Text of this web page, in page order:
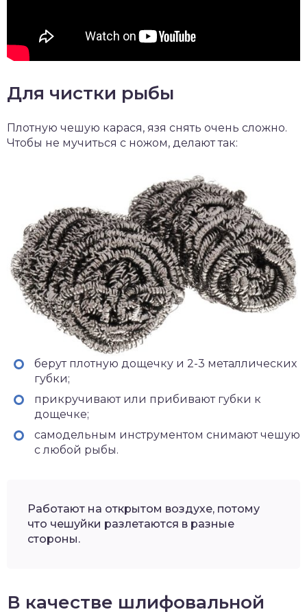
Для чистки рыбы
Плотную чешую карася, язя снять очень сложно.
Чтобы не мучиться с ножом, делают так:
берут плотную дощечку и 2-3 металлических
губки;
прикручивают или прибивают губки к
дощечке;
самодельным инструментом снимают чешую
с любой рыбы.
Работают на открытом воздухе, потому
что чешуйки разлетаются в разные
стороны.
В качестве шлифовальной